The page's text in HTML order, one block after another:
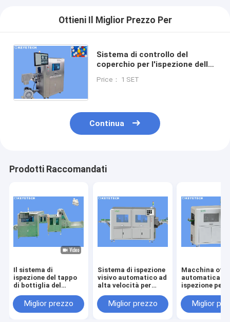
Ottieni Il Miglior Prezzo Per
Sistema di controllo del
coperchio per l'ispezione della
materiale SS 304 1 anno di
Price： 1 SET
Continua
Prodotti Raccomandati
Il sistema di
ispezione del tappo
di bottiglia del
occhio diserta il
rivelatore per
Miglior prezzo
Sistema di ispezione
visivo automatico ad
alta velocità per
di immagine
Miglior prezzo
Macchina
automatica di
ispezione per
superficiale
prodotto
Miglior